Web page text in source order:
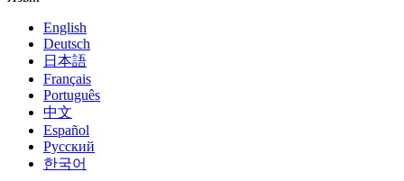
Создавайте 2D и 3D игры для любой платформы
Совместная работа
Сотрудничайте и быстро вносите изменения с вашей командой
Загрузить Unity
Тарифы и цены
Развертывание
Многоплатформенность
Создавайте и просматривайте 3D проекты в реальном времени
Иммерсивное обучение
Обучение в иммерсивных средах
Пользовательские опыты
Создавайте интерактивные 3D опыты
Отрасли
Производство
Инструменты для разработчиков
Версии релизов и трекер проблем
План развития
Обзор предстоящих функций
Глоссарий
События
Глобальные и местные события
Истории сообщества
Made with Unity
Показ Unity-креаторов
Освойте навыки Unity бесплатно
Профессиональное обучение
Повышайте уровень своей команды с тренерами Unity
Не использовали Unity раньше
С чего начать
Приступите к обучению
Основные пути Unity
Помогаем вам добиться успеха с Unity
Планы успеха
Достигайте своих целей быстрее с помощью экспертов
FAQ
Ответы на часто задаваемые вопросы
Связаться с нами
Свяжитесь с нашей командой
English
Deutsch
日本語
Français
Português
中文
Español
Русский
한국어